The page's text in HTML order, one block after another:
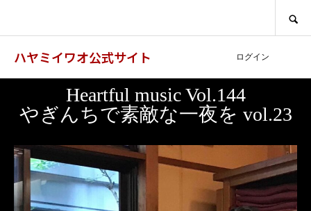
ハヤミイワオ公式サイト ログイン
Heartful music Vol.144
やぎんちで素敵な一夜を vol.23